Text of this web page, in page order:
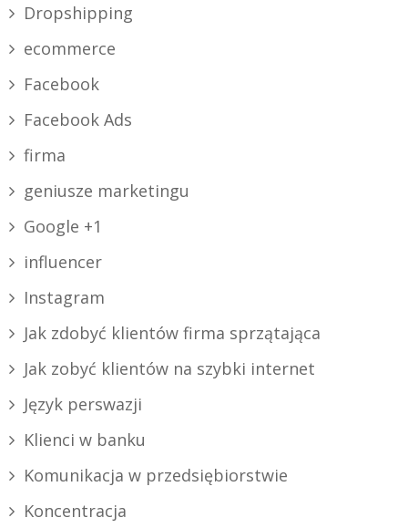
Dropshipping
ecommerce
Facebook
Facebook Ads
firma
geniusze marketingu
Google +1
influencer
Instagram
Jak zdobyć klientów firma sprzątająca
Jak zobyć klientów na szybki internet
Język perswazji
Klienci w banku
Komunikacja w przedsiębiorstwie
Koncentracja